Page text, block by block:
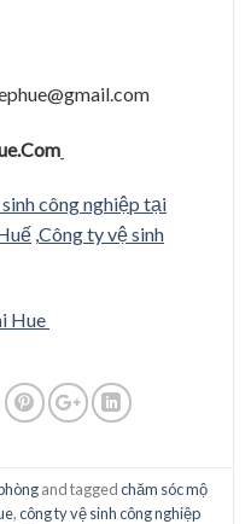
công nghiệp tại
,Công ty vệ sinh
Hue
and taggedchăm sóc mộ
,công ty vệ sinh công nghiệp